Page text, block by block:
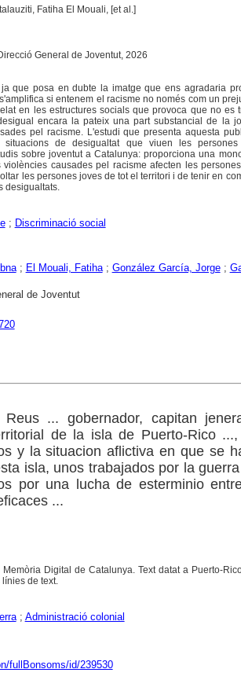
Fatiha El Mouali, [et al.]
General de Joventut, 2026
que posa en dubte la imatge que ens agradaria
si entenem el racisme no només com un
en les estructures socials que provoca que no es
encara la pateix una part substancial de la
pel racisme. L'estudi que presenta aquesta
de desigualtat que viuen les
sobre joventut a Catalunya: proporciona una
causades pel racisme afecten les
les persones joves de tot el territori i de tenir en
desigualtats.
; Discriminació social
; El Mouali, Fatiha; González García, Jorge;
de Joventut
... gobernador, capitan
de la isla de Puerto-Rico
y la situacion aflictiva en que se
isla, unos trabajados por la
por una lucha de esterminio
...
Digital de Catalunya. Text datat a Puerto-
de text.
; Administració colonial
fullBonsoms/id/239530